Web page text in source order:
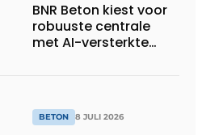
BNR Beton kiest voor
robuuste centrale
met AI-versterkte
BETON 8 JULI 2026